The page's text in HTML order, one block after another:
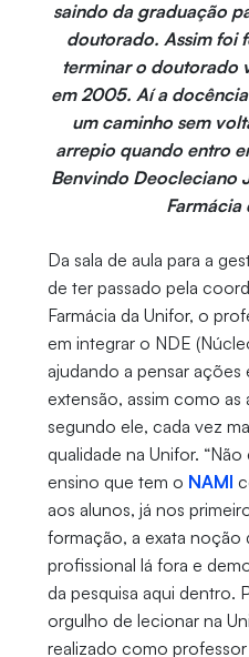
saindo da graduação
doutorado. Assim foi
terminar o doutorado
em 2005. Aí a
um caminho sem
arrepio quando entro
Benvindo Deocleciano
Farmácia
Da sala de aula para a
de ter passado pela
Farmácia da Unifor, o
em integrar o NDE
ajudando a pensar
extensão, assim como as
segundo ele, cada vez
qualidade na Unifor.
ensino que tem o NAMI
aos alunos, já nos
formação, a exata noção
profissional lá fora e
da pesquisa aqui dentro.
orgulho de lecionar na
realizado como